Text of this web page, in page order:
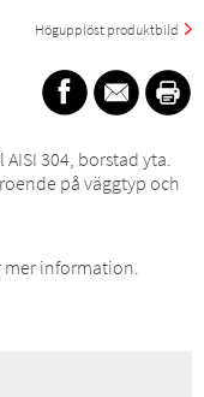
Högupplöst produktbild
304, borstad yta.
på väggtyp och
mer information.